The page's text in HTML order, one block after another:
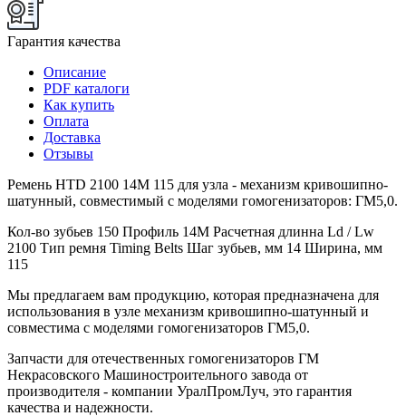
Гарантия качества
Описание
PDF каталоги
Как купить
Оплата
Доставка
Отзывы
Ремень HTD 2100 14M 115 для узла - механизм кривошипно-
шатунный, совместимый с моделями гомогенизаторов: ГМ5,0.
Кол-во зубьев 150 Профиль 14M Расчетная длинна Ld / Lw
2100 Тип ремня Timing Belts Шаг зубьев, мм 14 Ширина, мм
115
Мы предлагаем вам продукцию, которая предназначена для
использования в узле механизм кривошипно-шатунный и
совместима с моделями гомогенизаторов ГМ5,0.
Запчасти для отечественных гомогенизаторов ГМ
Некрасовского Машиностроительного завода от
производителя - компании УралПромЛуч, это гарантия
качества и надежности.